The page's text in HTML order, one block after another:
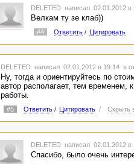
DELETED написал 02.01.2012 в
Велкам ту зе клаб))
#4 Ответить/ Цитировать
DELETED написал 02.01.2012 в 19:14 в
Ну, тогда и ориентируйтесь по
автор располагает, тем временем,
работы.
#5 Ответить/ Цитировать / Скрыть
DELETED написал 02.01.2012 в
Спасибо, было очень